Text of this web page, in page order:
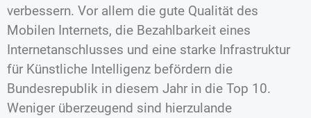
verbessern. Vor allem die gute Qualität des
Mobilen Internets, die Bezahlbarkeit eines
Internetanschlusses und eine starke Infrastruktur
für Künstliche Intelligenz befördern die
Bundesrepublik in diesem Jahr in die Top 10.
Weniger überzeugend sind hierzulande